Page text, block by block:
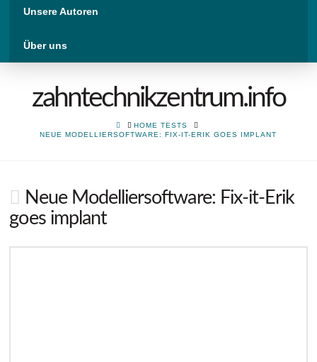
Unsere Autoren
Über uns
zahntechnikzentrum.info
HOMEHOME TESTS
NEUE MODELLIERSOFTWARE: FIX-IT-ERIK GOES IMPLANT
Neue Modelliersoftware: Fix-it-Erik
goes implant